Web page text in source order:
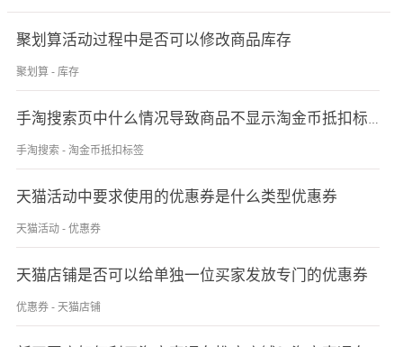
聚划算活动过程中是否可以修改商品库存
聚划算 - 库存
手淘搜索页中什么情况导致商品不显示淘金币抵扣标签？
手淘搜索 - 淘金币抵扣标签
天猫活动中要求使用的优惠券是什么类型优惠券
天猫活动 - 优惠券
天猫店铺是否可以给单独一位买家发放专门的优惠券
优惠券 - 天猫店铺